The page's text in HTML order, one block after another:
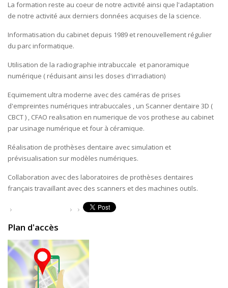
La formation reste au coeur de notre activité ainsi que l'adaptation
de notre activité aux derniers données acquises de la science.
Informatisation du cabinet depuis 1989 et renouvellement régulier
du parc informatique.
Utilisation de la radiographie intrabuccale et panoramique
numérique ( réduisant ainsi les doses d'irradiation)
Equimement ultra moderne avec des caméras de prises
d'empreintes numériques intrabuccales , un Scanner dentaire 3D (
CBCT ) , CFAO realisation en numerique de vos prothese au cabinet
par usinage numérique et four à céramique.
Réalisation de prothèses dentaire avec simulation et
prévisualisation sur modèles numériques.
Collaboration avec des laboratoires de prothèses dentaires
français travaillant avec des scanners et des machines outils.
Plan d'accès